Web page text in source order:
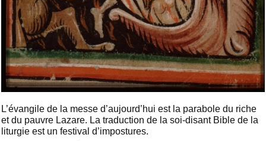
L’évangile de la messe d’aujourd’hui est la parabole du riche
et du pauvre Lazare. La traduction de la soi-disant Bible de la
liturgie est un festival d’impostures.